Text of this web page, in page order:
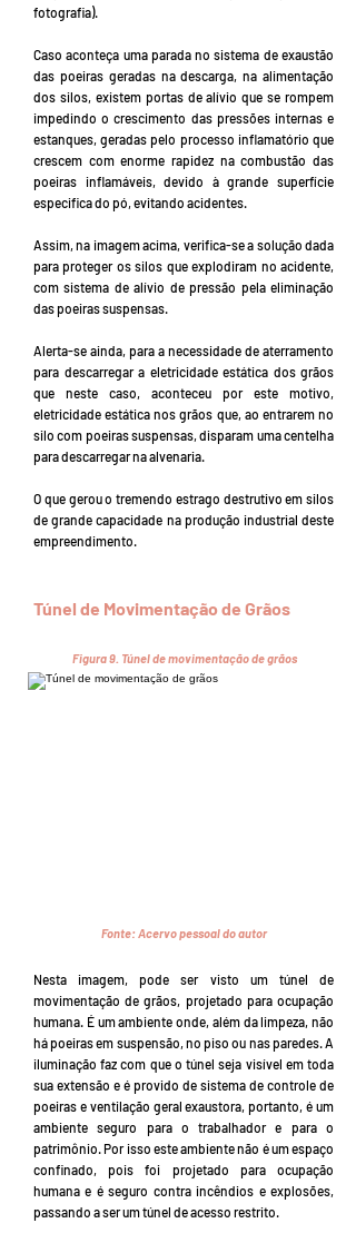
fotografia).
Caso aconteça uma parada no sistema de exaustão
das poeiras geradas na descarga, na alimentação
dos silos, existem portas de alívio que se rompem
impedindo o crescimento das pressões internas e
estanques, geradas pelo processo inflamatório que
crescem com enorme rapidez na combustão das
poeiras inflamáveis, devido à grande superfície
especifica do pó, evitando acidentes.
Assim, na imagem acima, verifica-se a solução dada
para proteger os silos que explodiram no acidente,
com sistema de alívio de pressão pela eliminação
das poeiras suspensas.
Alerta-se ainda, para a necessidade de aterramento
para descarregar a eletricidade estática dos grãos
que neste caso, aconteceu por este motivo,
eletricidade estática nos grãos que, ao entrarem no
silo com poeiras suspensas, disparam uma centelha
para descarregar na alvenaria.
O que gerou o tremendo estrago destrutivo em silos
de grande capacidade na produção industrial deste
empreendimento.
Túnel de Movimentação de Grãos
Figura 9. Túnel de movimentação de grãos
Fonte: Acervo pessoal do autor
Nesta imagem, pode ser visto um túnel de
movimentação de grãos, projetado para ocupação
humana. É um ambiente onde, além da limpeza, não
há poeiras em suspensão, no piso ou nas paredes. A
iluminação faz com que o túnel seja visível em toda
sua extensão e é provido de sistema de controle de
poeiras e ventilação geral exaustora, portanto, é um
ambiente seguro para o trabalhador e para o
patrimônio. Por isso este ambiente não é um espaço
confinado, pois foi projetado para ocupação
humana e é seguro contra incêndios e explosões,
passando a ser um túnel de acesso restrito.